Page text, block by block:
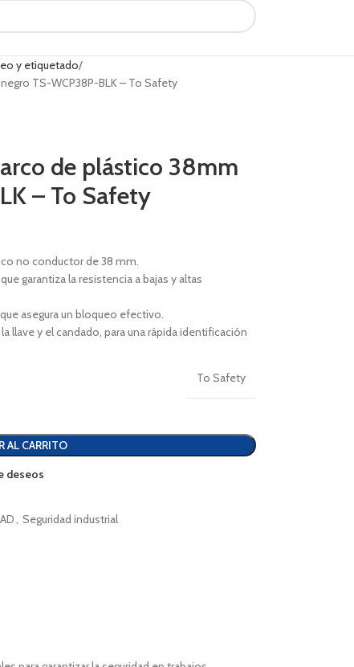
y etiquetado
TS-WCP38P-BLK – To Safety
de plástico 38mm
– To Safety
no conductor de 38 mm.
garantiza la resistencia a bajas y altas
asegura un bloqueo efectivo.
llave y el candado, para una rápida identificación
To Safety
AL CARRITO
deseos
Seguridad industrial